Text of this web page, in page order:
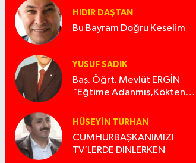
HIDIR DAŞTAN
Bu Bayram Doğru Keselim
YUSUF SADIK
Baş. Öğrt. Mevlüt ERGİN
“Eğtime Adanmış,Kökten
HÜSEYIN TURHAN
CUMHURBAŞKANIMIZI
TV’LERDE DİNLERKEN